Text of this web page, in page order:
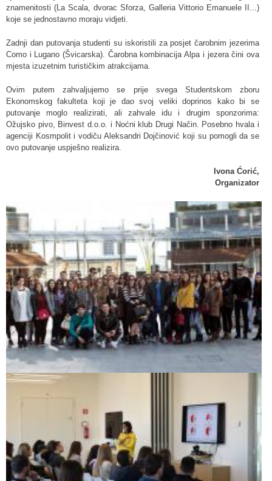
znamenitosti (La Scala, dvorac Sforza, Galleria Vittorio Emanuele II...)
koje se jednostavno moraju vidjeti.
Zadnji dan putovanja studenti su iskoristili za posjet čarobnim jezerima
Como i Lugano (Švicarska). Čarobna kombinacija Alpa i jezera čini ova
mjesta izuzetnim turističkim atrakcijama.
Ovim putem zahvaljujemo se prije svega Studentskom zboru
Ekonomskog fakulteta koji je dao svoj veliki doprinos kako bi se
putovanje moglo realizirati, ali zahvale idu i drugim sponzorima:
Ožujsko pivo, Binvest d.o.o. i Noćni klub Drugi Način. Posebno hvala i
agenciji Kosmpolit i vodiču Aleksandri Dojčinović koji su pomogli da se
ovo putovanje uspješno realizira.
Ivona Ćorić,
Organizator